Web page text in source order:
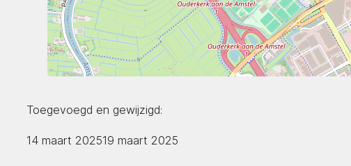
Toegevoegd en gewijzigd:
14 maart 202519 maart 2025